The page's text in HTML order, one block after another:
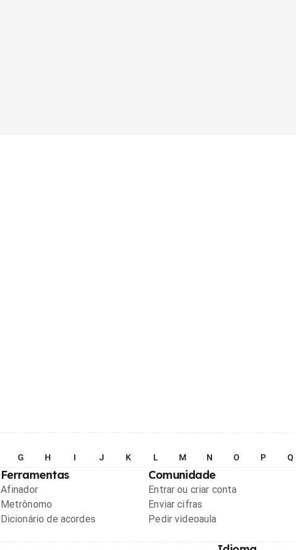
G H I J K L M N O P Q
Ferramentas
Afinador
Metrônomo
Dicionário de acordes
Comunidade
Entrar ou criar conta
Enviar cifras
Pedir videoaula